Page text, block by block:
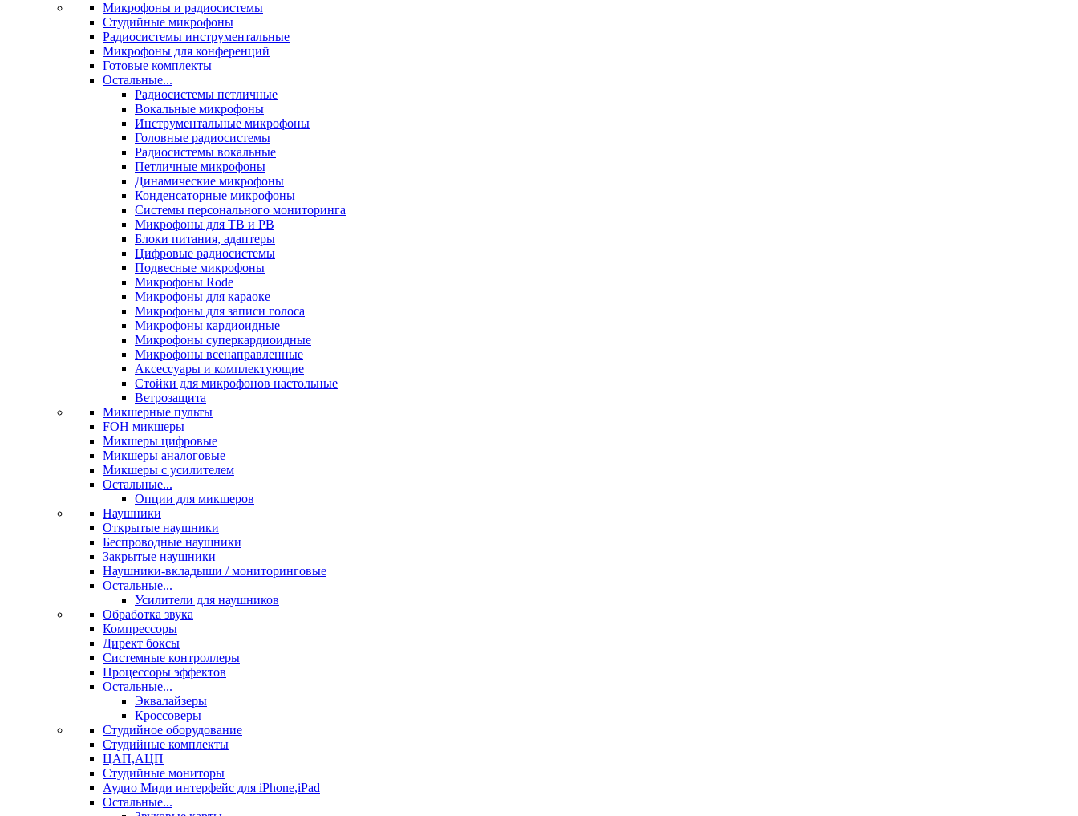
Микрофоны и радиосистемы
Студийные микрофоны
Радиосистемы инструментальные
Микрофоны для конференций
Готовые комплекты
Остальные...
Радиосистемы петличные
Вокальные микрофоны
Инструментальные микрофоны
Головные радиосистемы
Радиосистемы вокальные
Петличные микрофоны
Динамические микрофоны
Конденсаторные микрофоны
Системы персонального мониторинга
Микрофоны для ТВ и РВ
Блоки питания, адаптеры
Цифровые радиосистемы
Подвесные микрофоны
Микрофоны Rode
Микрофоны для караоке
Микрофоны для записи голоса
Микрофоны кардиоидные
Микрофоны суперкардиоидные
Микрофоны всенаправленные
Аксессуары и комплектующие
Стойки для микрофонов настольные
Ветрозащита
Микшерные пульты
FOH микшеры
Микшеры цифровые
Микшеры аналоговые
Микшеры с усилителем
Остальные...
Опции для микшеров
Наушники
Открытые наушники
Беспроводные наушники
Закрытые наушники
Наушники-вкладыши / мониторинговые
Остальные...
Усилители для наушников
Обработка звука
Компрессоры
Директ боксы
Системные контроллеры
Процессоры эффектов
Остальные...
Эквалайзеры
Кроссоверы
Студийное оборудование
Студийные комплекты
ЦАП,АЦП
Студийные мониторы
Аудио Миди интерфейс для iPhone,iPad
Остальные...